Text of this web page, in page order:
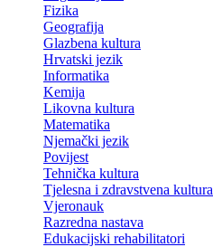
Fizika
Geografija
Glazbena kultura
Hrvatski jezik
Informatika
Kemija
Likovna kultura
Matematika
Njemački jezik
Povijest
Tehnička kultura
Tjelesna i zdravstvena kultura
Vjeronauk
Razredna nastava
Edukacijski rehabilitatori